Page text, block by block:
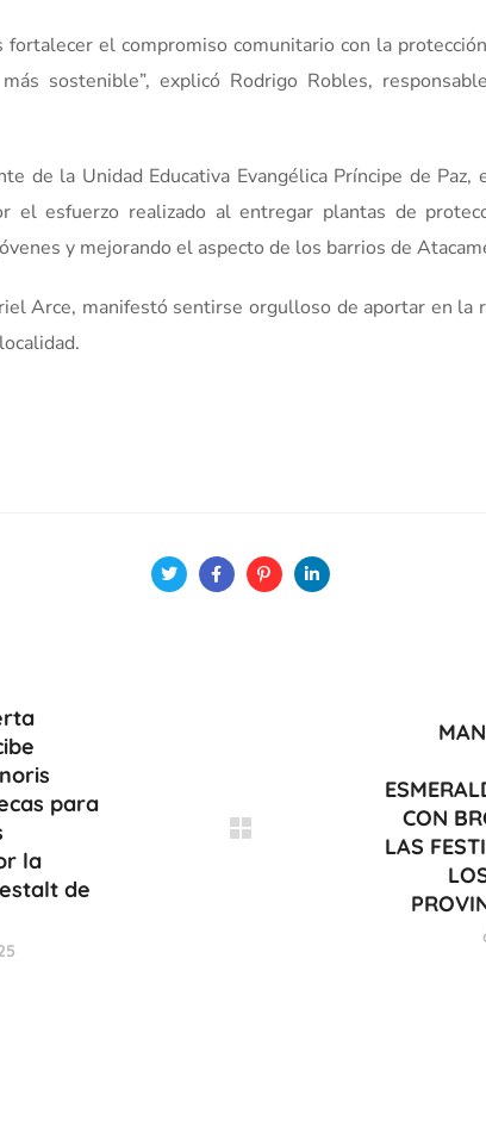
fortalecer el compromiso comunitario con la
sostenible”, explicó Rodrigo Robles,
de la Unidad Educativa Evangélica Príncipe de
el esfuerzo realizado al entregar plantas de
y mejorando el aspecto de los barrios de
Arce, manifestó sentirse orgulloso de aportar en la
para
la
de
CON
LAS